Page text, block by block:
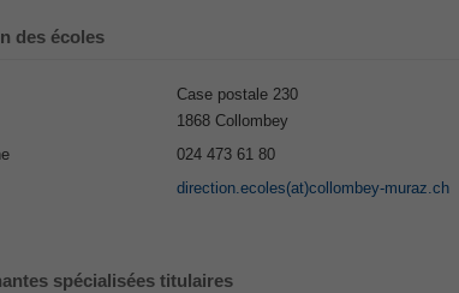
des écoles
Case postale 230
1868 Collombey
024 473 61 80
direction.ecoles(at)collombey-muraz.ch
spécialisées titulaires